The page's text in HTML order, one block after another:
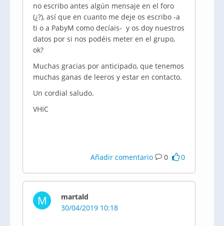
no escribo antes algún mensaje en el foro
(¿?), así que en cuanto me deje os escribo -a
ti o a PabyM como decíais- y os doy nuestros
datos por si nos podéis meter en el grupo,
ok?
Muchas gracias por anticipado, que tenemos
muchas ganas de leeros y estar en contacto.
Un cordial saludo.
VHIC
Añadir comentario 0 0
M
martald
30/04/2019 10:18